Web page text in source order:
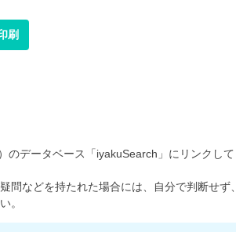
刷
のデータベース「iyakuSearch」にリンクして
問などを持たれた場合には、自分で判断せず、
。